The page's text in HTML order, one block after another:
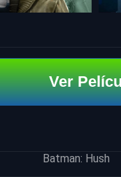
Ver
Batman: Hush